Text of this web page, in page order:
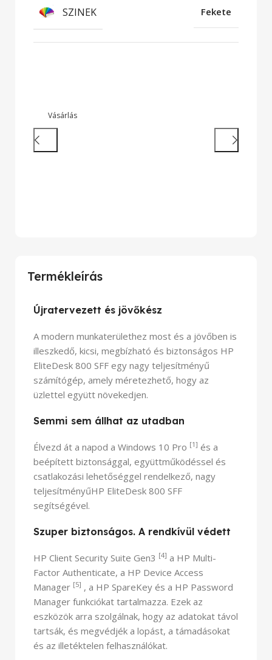
Termékleírás
Újratervezett és jövőkész
A modern munkaterülethez most és a jövőben is
illeszkedő, kicsi, megbízható és biztonságos HP
EliteDesk 800 SFF egy nagy teljesítményű
számítógép, amely méretezhető, hogy az
üzlettel együtt növekedjen.
Semmi sem állhat az utadban
Élvezd át a napod a Windows 10 Pro [1] és a
beépített biztonsággal, együttműködéssel és
csatlakozási lehetőséggel rendelkező, nagy
teljesítményűHP EliteDesk 800 SFF
segítségével.
Szuper biztonságos. A rendkívül védett
HP Client Security Suite Gen3 [4] a HP Multi-
Factor Authenticate, a HP Device Access
Manager [5] , a HP SpareKey és a HP Password
Manager funkciókat tartalmazza. Ezek az
eszközök arra szolgálnak, hogy az adatokat távol
tartsák, és megvédjék a lopást, a támadásokat
és az illetéktelen felhasználókat.
SZINEK Fekete
Vásárlás